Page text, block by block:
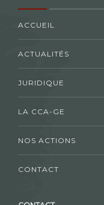
ACCUEIL
ACTUALITÉS
JURIDIQUE
LA CCA-GE
NOS ACTIONS
CONTACT